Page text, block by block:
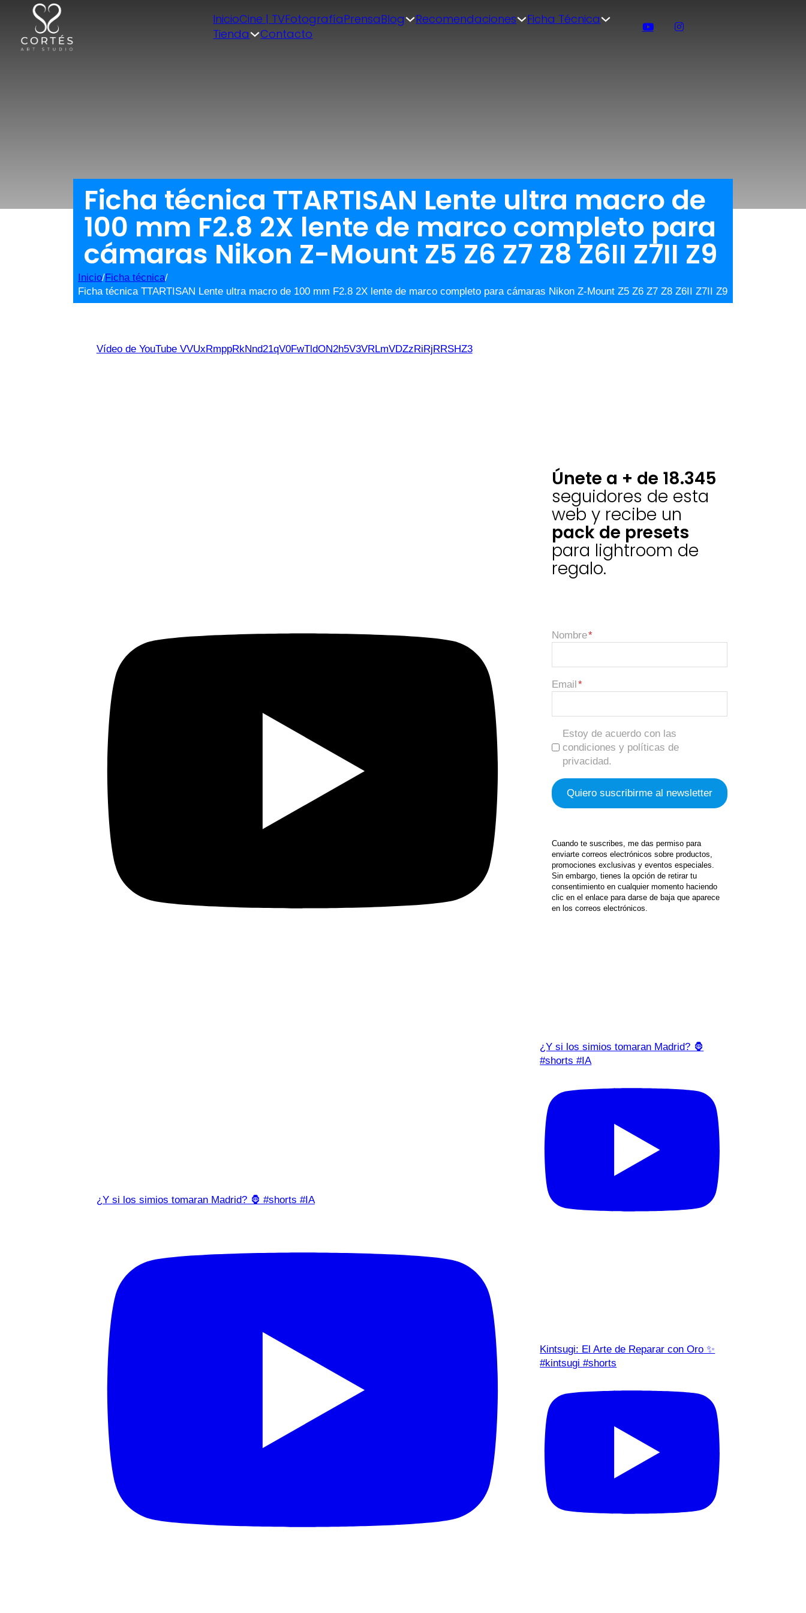
InicioCine | TVFotografíaPrensaBlog Recomendaciones
Ficha Técnica
Tienda
Contacto
Ficha técnica TTARTISAN Lente ultra macro de
100 mm F2.8 2X lente de marco completo para
cámaras Nikon Z-Mount Z5 Z6 Z7 Z8 Z6II Z7II Z9
Inicio/Ficha técnica/
Ficha técnica TTARTISAN Lente ultra macro de 100 mm F2.8 2X lente de marco completo para cámaras Nikon Z-Mount Z5 Z6 Z7 Z8 Z6II Z7II Z9
Vídeo de YouTube VVUxRmppRkNnd21qV0FwTldON2h5V3VRLmVDZzRiRjRRSHZ3
¿Y si los simios tomaran Madrid? 🦍 #shorts #IA
Únete a + de 18.345
seguidores de esta
web y recibe un
pack de presets
para lightroom de
regalo.
Nombre
Email
Estoy de acuerdo con las
condiciones y políticas de
privacidad.
Cuando te suscribes, me das permiso para
enviarte correos electrónicos sobre productos,
promociones exclusivas y eventos especiales.
Sin embargo, tienes la opción de retirar tu
consentimiento en cualquier momento haciendo
clic en el enlace para darse de baja que aparece
en los correos electrónicos.
¿Y si los simios tomaran Madrid? 🦍
#shorts #IA
Kintsugi: El Arte de Reparar con Oro ✨
#kintsugi #shorts